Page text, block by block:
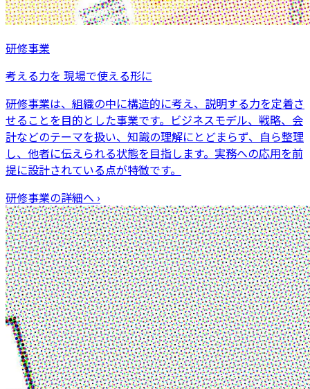
研修事業
考える力を 現場で使える形に
研修事業は、組織の中に構造的に考え、説明する力を定着さ
せることを目的とした事業です。ビジネスモデル、戦略、会
計などのテーマを扱い、知識の理解にとどまらず、自ら整理
し、他者に伝えられる状態を目指します。実務への応用を前
提に設計されている点が特徴です。
研修事業の詳細へ ›